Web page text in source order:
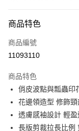
信用卡一次付款
信用卡分期付款
合作金庫商業銀行
華南商業銀行
上海商業儲蓄銀行
國泰世華商業銀行
臺灣中小企業銀行
LINE Pay
Apple Pay
街口支付
商品特色
商品編號
11093110
商品特色
俏皮波點與瓢蟲印
花邊領造型 修飾
透膚感袖設計 輕盈
長版剪裁拉長比例